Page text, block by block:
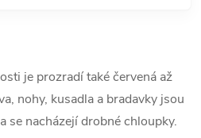
je prozradí také červená až
nohy, kusadla a bradavky jsou
se nacházejí drobné chloupky.